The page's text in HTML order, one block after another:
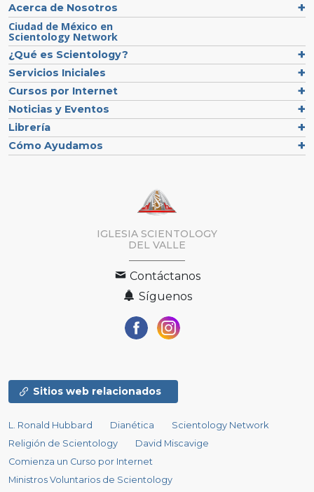
Acerca de Nosotros
Ciudad de México en
Scientology Network
¿Qué es Scientology?
Servicios Iniciales
Cursos por Internet
Noticias y Eventos
Librería
Cómo Ayudamos
IGLESIA SCIENTOLOGY
DEL VALLE
Contáctanos
Síguenos
Sitios web relacionados
L. Ronald Hubbard Dianética
Scientology Network
Religión de Scientology
David Miscavige
Comienza un Curso por Internet
Ministros Voluntarios de Scientology